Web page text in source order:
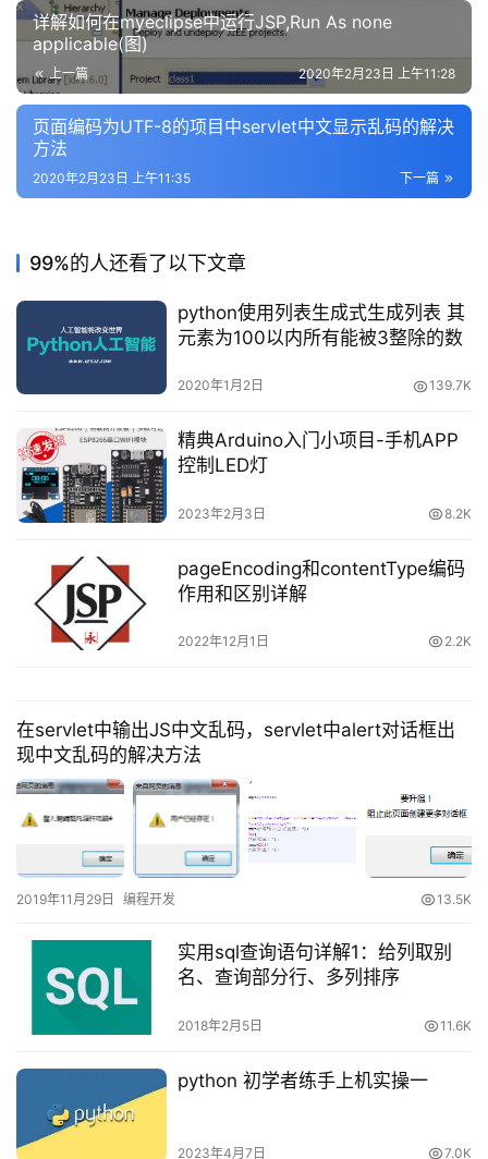
具详解如何在myeclipse中运行JSP,Run As none
applicable(图)
上一篇 2020年2月23日 上午11:28
页面编码为UTF-8的项目中servlet中文显示乱码的解决
方法
下一篇
2020年2月23日 上午11:35
99%的人还看了以下文章
python使用列表生成式生成列表 其
元素为100以内所有能被3整除的数
2020年1月2日 139.7K
精典Arduino入门小项目-手机APP
控制LED灯
2023年2月3日 8.2K
pageEncoding和contentType编码
作用和区别详解
2022年12月1日 2.2K
在servlet中输出JS中文乱码，servlet中alert对话框出
现中文乱码的解决方法
2019年11月29日 编程开发 13.5K
实用sql查询语句详解1：给列取别
名、查询部分行、多列排序
2018年2月5日 11.6K
python 初学者练手上机实操一
2023年4月7日 7.0K